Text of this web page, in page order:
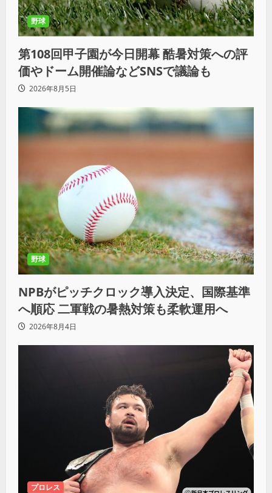
野球
第108回甲子園が今日開幕 酷暑対策への評
価やドーム開催論などSNSで議論も
2026年8月5日
野球
NPBがピッチクロック導入決定、国際基準
へ順応 二軍戦の暑熱対策も柔軟運用へ
2026年8月4日
プロレス